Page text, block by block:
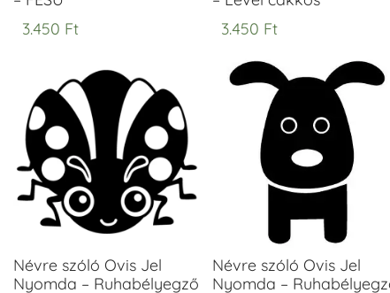
3.450 Ft
3.450 Ft
Névre szóló Ovis Jel
Nyomda – Ruhabélyegző
Névre szóló Ovis Jel
Nyomda –